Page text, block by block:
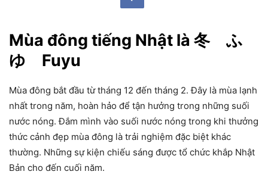
Mùa đông tiếng Nhật là 冬 ふ
ゆ Fuyu
Mùa đông bắt đầu từ tháng 12 đến tháng 2. Đây là mùa lạnh
nhất trong năm, hoàn hảo để tận hưởng trong những suối
nước nóng. Đắm mình vào suối nước nóng trong khi thưởng
thức cảnh đẹp mùa đông là trải nghiệm đặc biệt khác
thường. Những sự kiện chiếu sáng được tổ chức khắp Nhật
Bản cho đến cuối năm.